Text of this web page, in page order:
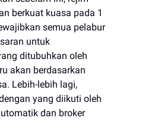
berkuat kuasa pada 1
semua pelabur
untuk
ditubuhkan oleh
akan berdasarkan
Lebih-lebih lagi,
yang diikuti oleh
dan broker